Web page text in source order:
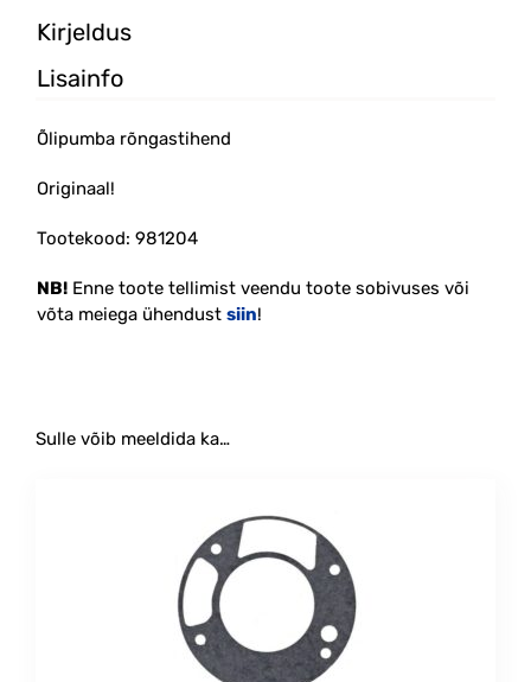
Kirjeldus
Lisainfo
Õlipumba rõngastihend
Originaal!
Tootekood: 981204
NB! Enne toote tellimist veendu toote sobivuses või
võta meiega ühendust siin!
Sulle võib meeldida ka…